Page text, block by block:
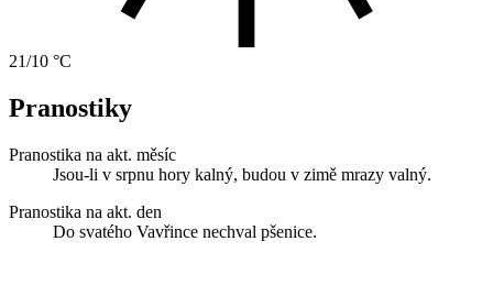
21/10 °C
Pranostiky
Pranostika na akt. měsíc
Jsou-li v srpnu hory kalný, budou v zimě mrazy valný.
Pranostika na akt. den
Do svatého Vavřince nechval pšenice.